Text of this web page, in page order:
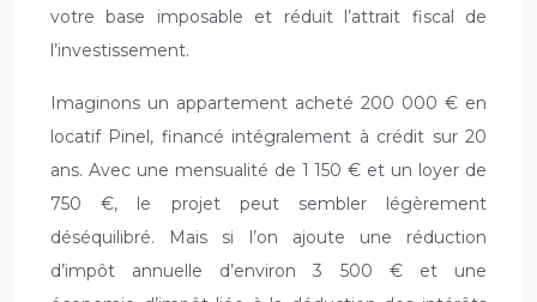
votre base imposable et réduit l’attrait fiscal de
l’investissement.
Imaginons un appartement acheté 200 000 € en
locatif Pinel, financé intégralement à crédit sur 20
ans. Avec une mensualité de 1 150 € et un loyer de
750 €, le projet peut sembler légèrement
déséquilibré. Mais si l’on ajoute une réduction
d’impôt annuelle d’environ 3 500 € et une